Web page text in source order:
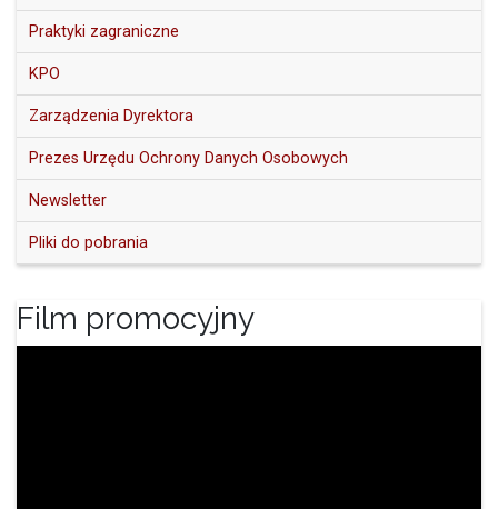
Praktyki zagraniczne
KPO
Zarządzenia Dyrektora
Prezes Urzędu Ochrony Danych Osobowych
Newsletter
Pliki do pobrania
Film promocyjny